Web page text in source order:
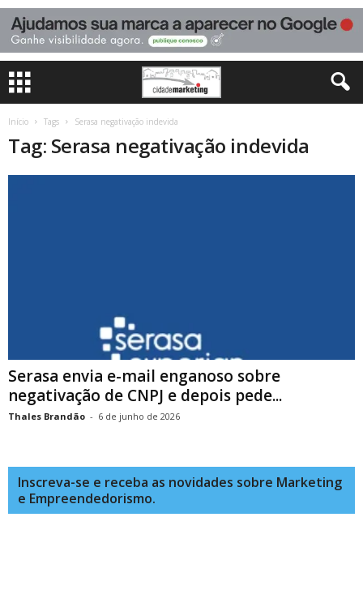
Início Tags Serasa negativação indevida
Tag: Serasa negativação indevida
Serasa envia e-mail enganoso sobre
negativação de CNPJ e depois pede...
Thales Brandão - 6 de junho de 2026
Inscreva-se e receba as novidades sobre Marketing
e Empreendedorismo.